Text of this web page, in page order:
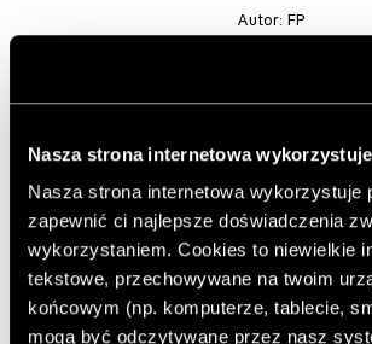
Nasza strona internetowa
Nasza strona internetowa wykorzystuje
zapewnić ci najlepsze doświadczenia
wykorzystaniem. Cookies to niewielkie
tekstowe, przechowywane na twoim
końcowym (np. komputerze, tablecie,
mogą być odczytywane przez nasz
Autor: FP
Zdjęcia: http://
Autorką tego cyklu zdjęć jest fotografka
psów –Alicia Rius. W serii „A Dogs
się na pokazaniu psów i rzeczy, którymi
otoczone. Dzięki temu jest w stanie
konkretne zwierzę i zaprezentować jego